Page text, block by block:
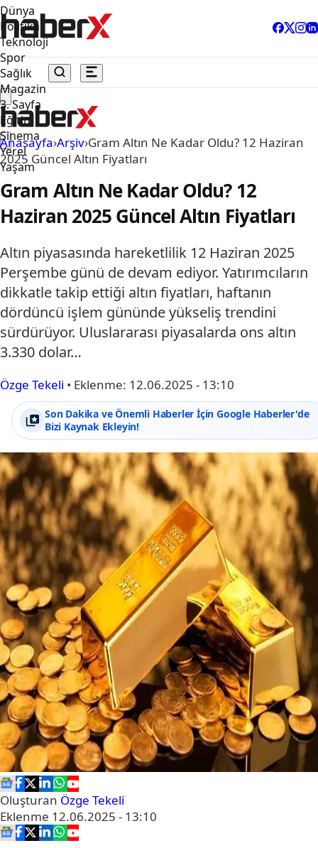
Dünya
Politika
Teknoloji
Spor
Sağlık
Magazin
3. Sayfa
Eğitim
Sinema
Yerel
Yaşam
Anasayfa›Arşiv›Gram Altın Ne Kadar Oldu? 12 Haziran
2025 Güncel Altın Fiyatları
Gram Altın Ne Kadar Oldu? 12
Haziran 2025 Güncel Altın Fiyatları
Altın piyasasında hareketlilik 12 Haziran 2025
Perşembe günü de devam ediyor. Yatırımcıların
dikkatle takip ettiği altın fiyatları, haftanın
dördüncü işlem gününde yükseliş trendini
sürdürüyor. Uluslararası piyasalarda ons altın
3.330 dolar…
Özge Tekeli • Eklenme: 12.06.2025 - 13:10
Son Dakika ve Önemli Haberler İçin Google Haberler'de
Bizi Kaynak Ekleyin!
Oluşturan Özge Tekeli
Eklenme 12.06.2025 - 13:10